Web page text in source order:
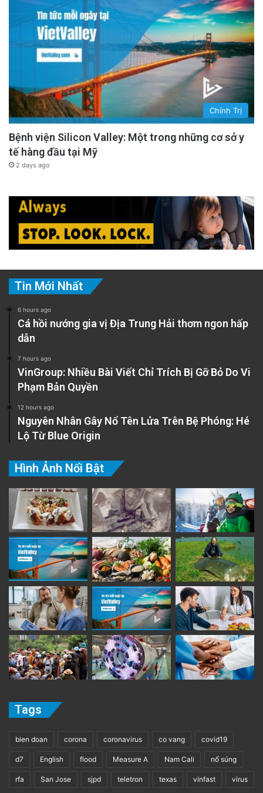
Chính Trị
Bệnh viện Silicon Valley: Một trong những cơ sở y
tế hàng đầu tại Mỹ
2 days ago
Tin Mới Nhất
6 hours ago
Cá hồi nướng gia vị Địa Trung Hải thơm ngon hấp
dẫn
7 hours ago
VinGroup: Nhiều Bài Viết Chỉ Trích Bị Gỡ Bỏ Do Vi
Phạm Bản Quyền
12 hours ago
Nguyên Nhân Gây Nổ Tên Lửa Trên Bệ Phóng: Hé
Lộ Từ Blue Origin
Hình Ảnh Nổi Bật
Tags
bien doan corona coronavirus co vang covid19
d7 English flood Measure A Nam Cali nổ súng
rfa San Jose sjpd teletron texas vinfast virus